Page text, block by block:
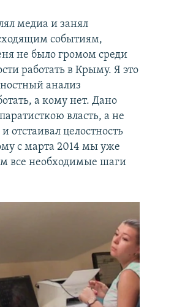
медиа и занял
событиям,
не было громом среди
работать в Крыму. Я это
анализ
а кому нет. Дано
власть, а не
отстаивал целостность
с марта 2014 мы уже
все необходимые шаги